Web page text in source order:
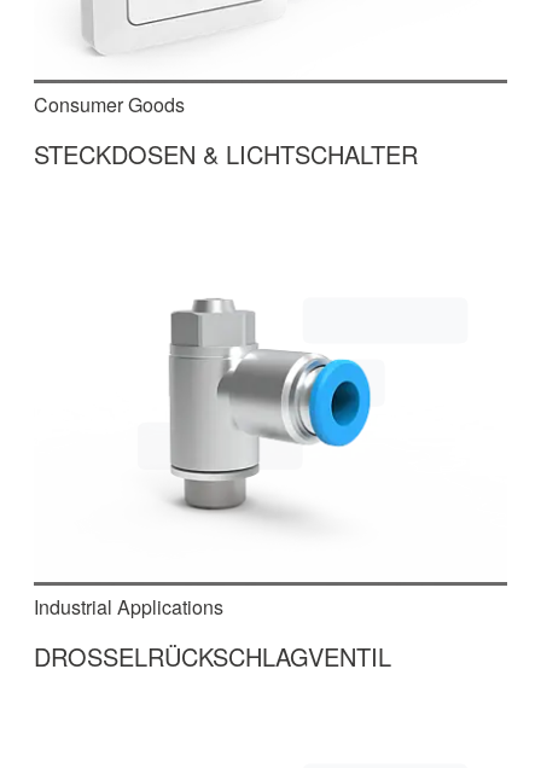
mehr erfahren
Consumer Goods
STECKDOSEN & LICHTSCHALTER
Industrial Applications
DROSSELRÜCKSCHLAGVENTIL